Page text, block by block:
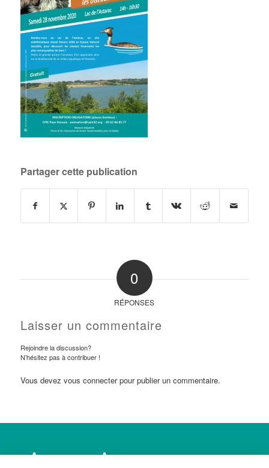
Partager cette publication
0
RÉPONSES
Laisser un commentaire
Rejoindre la discussion?
N’hésitez pas à contribuer !
Vous devez vous connecterpour publier un commentaire.
Accueil Association